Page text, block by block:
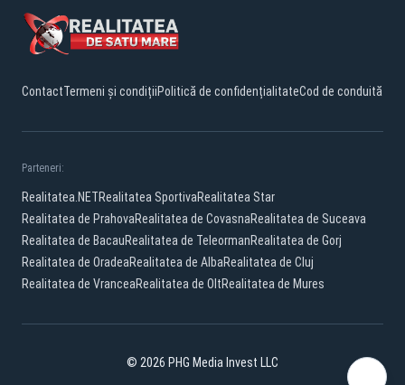
ContactTermeni și condițiiPolitică de confidențialitateCod de conduită
Parteneri:
Realitatea.NETRealitatea SportivaRealitatea Star
Realitatea de PrahovaRealitatea de CovasnaRealitatea de Suceava
Realitatea de BacauRealitatea de TeleormanRealitatea de Gorj
Realitatea de OradeaRealitatea de AlbaRealitatea de Cluj
Realitatea de VranceaRealitatea de OltRealitatea de Mures
© 2026 PHG Media Invest LLC